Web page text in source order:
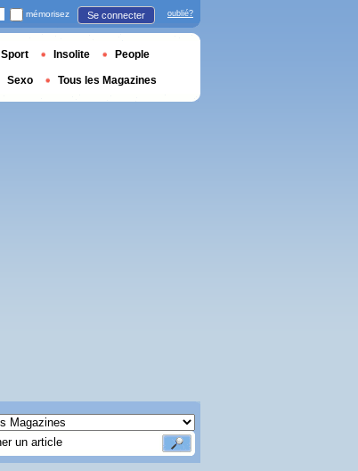
mémorisez Se connecter oublié?
Sport Insolite People
Sexo Tous les Magazines